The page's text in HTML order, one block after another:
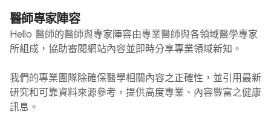
醫師專家陣容
Hello 醫師的醫師與專家陣容由專業醫師與各領域醫學專家
所組成，協助審閱網站內容並即時分享專業領域新知。
我們的專業團隊除確保醫學相關內容之正確性，並引用最新
研究和可靠資料來源參考，提供高度專業、內容豐富之健康
訊息。